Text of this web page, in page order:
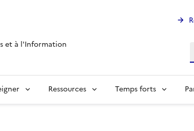
et à l'Information
Ressources Temps forts